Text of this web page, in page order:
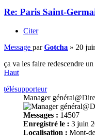
Re: Paris Saint-
Citer
Message parGotcha » 20
ça va les faire redescendre
Haut
télésupporteur
Manager
Messages : 14507
Enregistré le : 3 juin
Localisation : Mont-